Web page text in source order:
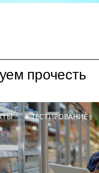
прочесть
ТЕСТИРОВАНИЕ